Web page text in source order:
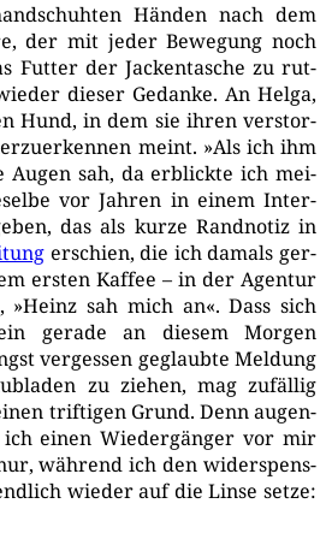
Hän­den nach dem
der mit jeder Bewe­gung noch
Fut­ter der Jacken­ta­sche zu rut­
die­ser Gedan­ke. An Hel­ga,
Hund, in dem sie ihren ver­stor­
meint. »Als ich ihm
Augen sah, da erblick­te ich mei­
vor Jah­ren in einem Inter­
das als kur­ze Rand­no­tiz in
erschien, die ich damals ger­
ers­ten Kaf­fee – in der Agen­tur
sah mich an«. Dass sich
gera­de an die­sem Mor­gen
ver­ges­sen geglaub­te Mel­dung
zu zie­hen, mag zufäl­lig
trif­ti­gen Grund. Denn augen­
einen Wie­der­gän­ger vor mir
wäh­rend ich den wider­spens­
wie­der auf die Lin­se set­ze: